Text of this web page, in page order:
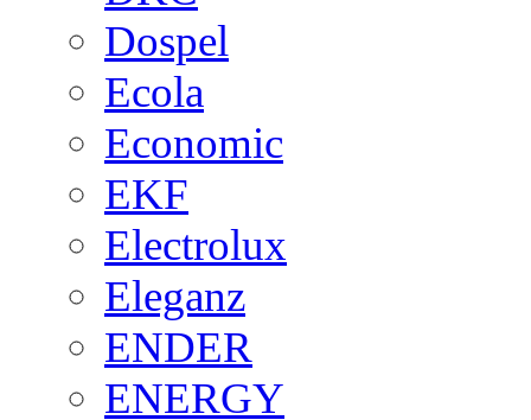
Dospel
Ecola
Economic
EKF
Electrolux
Eleganz
ENDER
ENERGY